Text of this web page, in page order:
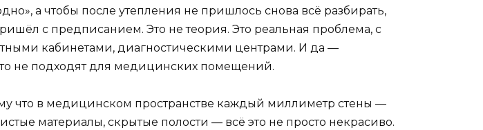
а чтобы после утепления не пришлось снова всё разбирать,
с предписанием. Это не теория. Это реальная проблема, с
кабинетами, диагностическими центрами. И да —
не подходят для медицинских помещений.
что в медицинском пространстве каждый миллиметр стены —
материалы, скрытые полости — всё это не просто некрасиво.